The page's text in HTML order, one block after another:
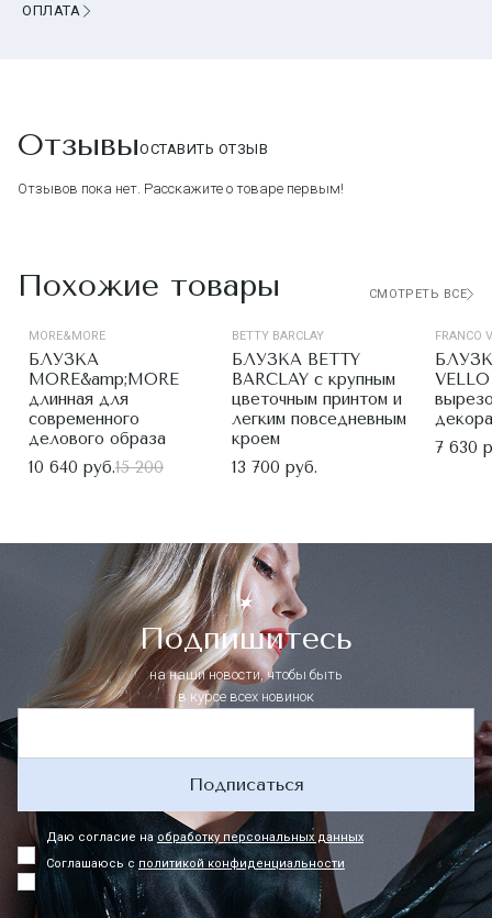
ОПЛАТА
ОтзывыОСТАВИТЬ ОТЗЫВ
Отзывов пока нет. Расскажите о товаре первым!
Похожие товары СМОТРЕТЬ ВСЕ
MORE&MORE
БЛУЗКА
MORE&amp;MORE
длинная для
современного
делового образа
10 640 руб.15 200
BETTY BARCLAY
БЛУЗКА BETTY
BARCLAY с крупным
цветочным принтом и
легким повседневным
кроем
13 700 руб.
FRANCO
7 630
Подпишитесь
на наши новости, чтобы быть
в курсе всех новинок
Подписаться
Даю согласие наобработку персональных данных
Соглашаюсь с политикой конфиденциальности